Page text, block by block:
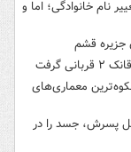
نام خانوادگی؛ اما و
جزیره قشم
گرفت
معماری‌های
پسرش، جسد را در